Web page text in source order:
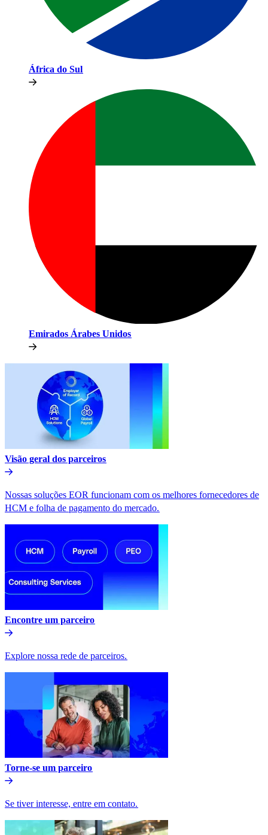
África do Sul​​
Emirados Árabes Unidos​​
Visão geral dos parceiros​​
Nossas soluções EOR funcionam com os melhores fornecedores de
HCM e folha de pagamento do mercado.​​
Encontre um parceiro​​
Explore nossa rede de parceiros.​​
Torne-se um parceiro​​
Se tiver interesse, entre em contato.​​